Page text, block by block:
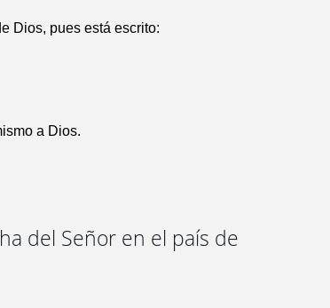
Dios, pues está escrito:
a Dios.
del Señor en el país de